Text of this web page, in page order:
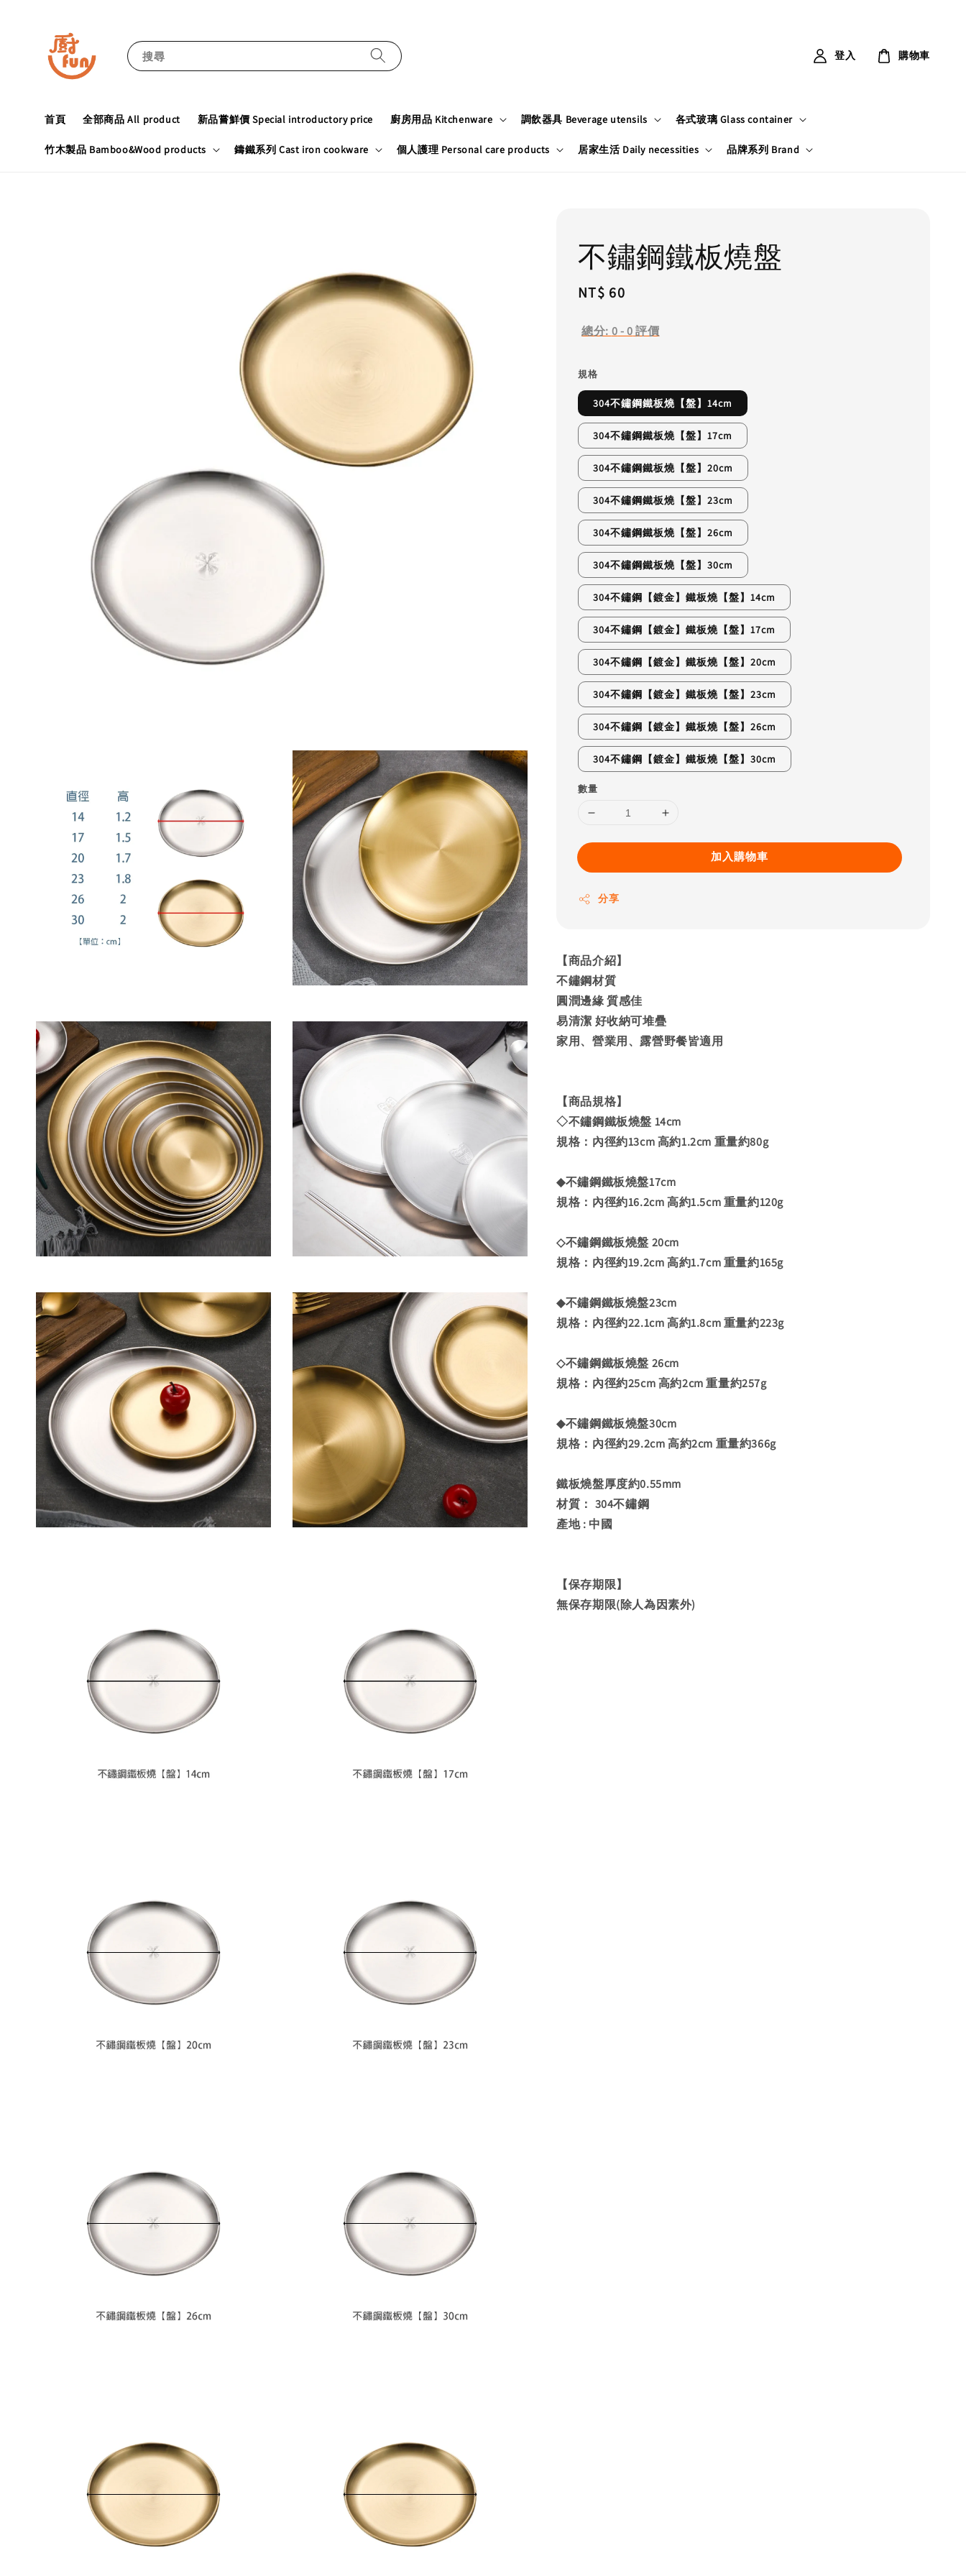
搜尋
首頁 全部商品 All product 新品嘗鮮價 Special introductory price 廚房用品 Kitchenware 調飲器具 Beverage utensils 各式玻璃 Glass container
竹木製品 Bamboo&Wood products 鑄鐵系列 Cast iron cookware 個人護理 Personal care products 居家生活 Daily necessities 品牌系列 Brand
登入 購物車
不鏽鋼鐵板燒盤
Regular
NT$ 60
總分: 0-0評價
規格
304不鏽鋼鐵板燒【盤】14cm
304不鏽鋼鐵板燒【盤】17cm
304不鏽鋼鐵板燒【盤】20cm
304不鏽鋼鐵板燒【盤】23cm
304不鏽鋼鐵板燒【盤】26cm
304不鏽鋼鐵板燒【盤】30cm
304不鏽鋼【鍍金】鐵板燒【盤】14cm
304不鏽鋼【鍍金】鐵板燒【盤】17cm
304不鏽鋼【鍍金】鐵板燒【盤】20cm
304不鏽鋼【鍍金】鐵板燒【盤】23cm
304不鏽鋼【鍍金】鐵板燒【盤】26cm
304不鏽鋼【鍍金】鐵板燒【盤】30cm
數量
加入購物車
分享
【商品介紹】
不鏽鋼材質
圓潤邊緣 質感佳
易清潔 好收納可堆疊
家用、營業用、露營野餐皆適用
【商品規格】
◇不鏽鋼鐵板燒盤 14cm
規格：內徑約13cm 高約1.2cm 重量約80g
◆不鏽鋼鐵板燒盤17cm
規格：內徑約16.2cm 高約1.5cm 重量約120g
◇不鏽鋼鐵板燒盤 20cm
規格：內徑約19.2cm 高約1.7cm 重量約165g
◆不鏽鋼鐵板燒盤23cm
規格：內徑約22.1cm 高約1.8cm 重量約223g
◇不鏽鋼鐵板燒盤 26cm
規格：內徑約25cm 高約2cm 重量約257g
◆不鏽鋼鐵板燒盤30cm
規格：內徑約29.2cm 高約2cm 重量約366g
鐵板燒盤厚度約0.55mm
材質： 304不鏽鋼
產地 : 中國
【保存期限】
無保存期限(除人為因素外)